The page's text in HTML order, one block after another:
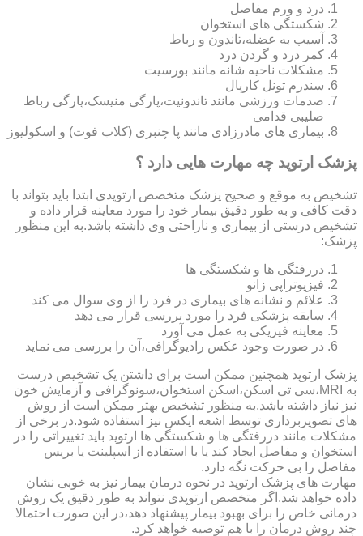
درد و ورم مفاصل
شکستگی های استخوان
آسیب به عضله،تاندون و رباط
کمر درد و گردن درد
مشکلات ناحیه شانه مانند بورسیت
سندرم تونل کارپال
صدمات ورزشی مانند تاندونیت،پارگی منیسک،پارگی رباط
صلیبی قدامی
بیماری های مادرزادی مانند پا چنبری (کلاب فوت) و اسکولیوز
پزشک ارتوپد چه مهارت هایی دارد ؟
تشخیص به موقع و صحیح پزشک متخصص ارتوپدی ابتدا باید بتواند با
دقت کافی و به طور دقیق بیمار خود را مورد معاینه قرار داده و
تشخیص درستی از بیماری و ناراحتی وی داشته باشد.به این منظور
پزشک:
دررفتگی ها و شکستگی ها
فیزیوتراپی زانو
علائم و نشانه های بیماری در فرد را از وی سوال می کند
سابقه پزشکی فرد را مورد بررسی قرار می دهد
معاینه فیزیکی به عمل می آورد
در صورت وجود عکس رادیوگرافی،آن را بررسی می‎ نماید
پزشک ارتوپد همچنین ممکن است برای داشتن یک تشخیص درست
به MRI،سی تی اسکن،اسکن استخوان،سونوگرافی و آزمایش خون
نیز نیاز داشته باشد.به منظور تشخیص بهتر ممکن است از روش
های تصویربرداری توسط اشعه ایکس نیز استفاده شود.در برخی از
مشکلات مانند دررفتگی ها و شکستگی ها ارتوپد باید تغییراتی را در
استخوان و مفاصل ایجاد کند یا با استفاده از اسپلینت یا بریس
مفاصل را بی حرکت نگه دارد.
مهارت های پزشک ارتوپد در نحوه درمان بیمار نیز به خوبی نشان
داده خواهد شد.اگر متخصص ارتوپدی نتواند به طور دقیق یک روش
درمانی خاص را برای بهبود بیمار پیشنهاد دهد،در این صورت احتمالا
چند روش درمان را با هم توصیه خواهد کرد.